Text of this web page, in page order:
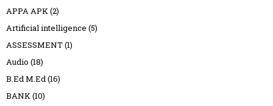
APPA APK(2)
Artificial intelligence (5)
ASSESSMENT(1)
Audio (18)
B.Ed M.Ed(16)
BANK(10)